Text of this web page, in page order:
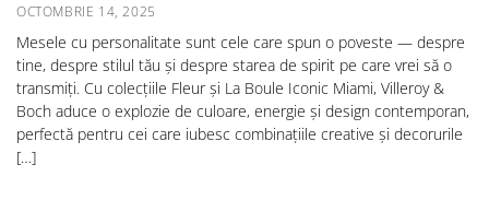
OCTOMBRIE 14, 2025
Mesele cu personalitate sunt cele care spun o poveste — despre
tine, despre stilul tău și despre starea de spirit pe care vrei să o
transmiți. Cu colecțiile Fleur și La Boule Iconic Miami, Villeroy &
Boch aduce o explozie de culoare, energie și design contemporan,
perfectă pentru cei care iubesc combinațiile creative și decorurile
[…]